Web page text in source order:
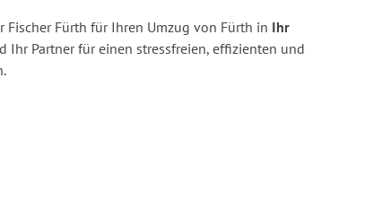
Fischer Fürth für Ihren Umzug von Fürth in Ihr
Ihr Partner für einen stressfreien, effizienten und